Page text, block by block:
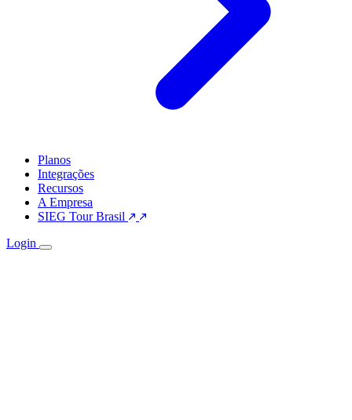
Planos
Integrações
Recursos
A Empresa
SIEG Tour Brasil
Login